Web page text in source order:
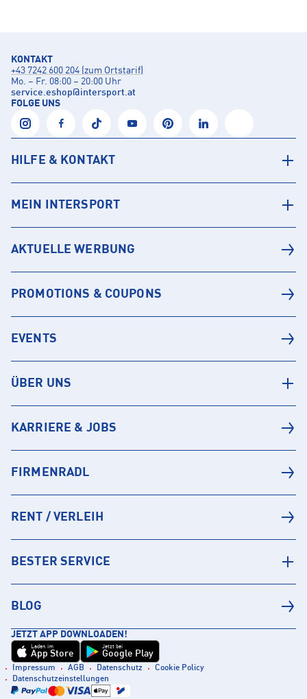
KONTAKT
+43 7242 600 204 (zum Ortstarif)
Mo. – Fr. 08:00 – 20:00 Uhr
service.eshop@intersport.at
FOLGE UNS
HILFE & KONTAKT
MEIN INTERSPORT
AKTUELLE WERBUNG
PROMOTIONS & COUPONS
EVENTS
ÜBER UNS
KARRIERE & JOBS
FIRMENRADL
RENT / VERLEIH
BESTER SERVICE
BLOG
JETZT APP DOWNLOADEN!
Laden im
App Store
Jetzt bei
Google Play
Impressum AGB Datenschutz
Cookie Policy
Datenschutzeinstellungen